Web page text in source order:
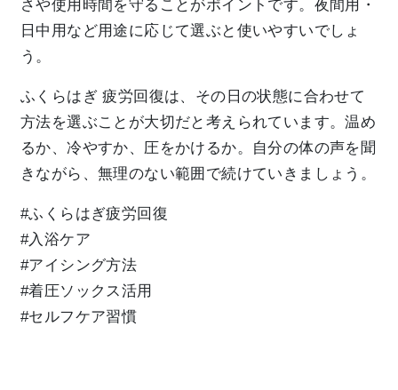
さや使用時間を守ることがポイントです。夜間用・
日中用など用途に応じて選ぶと使いやすいでしょ
う。
ふくらはぎ 疲労回復は、その日の状態に合わせて
方法を選ぶことが大切だと考えられています。温め
るか、冷やすか、圧をかけるか。自分の体の声を聞
きながら、無理のない範囲で続けていきましょう。
#ふくらはぎ疲労回復
#入浴ケア
#アイシング方法
#着圧ソックス活用
#セルフケア習慣